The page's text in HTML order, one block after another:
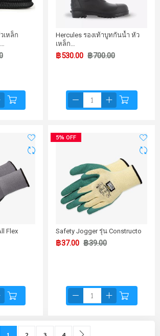
เหล็ก
Hercules รองเท้าบูทกันน้ำ หัว
เหล็ก…
฿530.00 ฿700.00
Flex
5% OFF
Safety Jogger รุ่น Constructo
฿37.00 ฿39.00
You're currently reading page
Page Page Page